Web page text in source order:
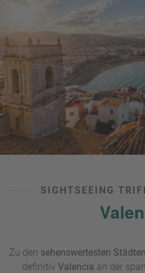
Forum.
wenigen
UNSER TIPP:Unbedingt
auf zwei künstlich angelegte
um Kiesstrände. Wegen
Meeresuntergrunds sollten
SIGHTSEEING
Zu den sehenswertesten
definitiv Valencia an der